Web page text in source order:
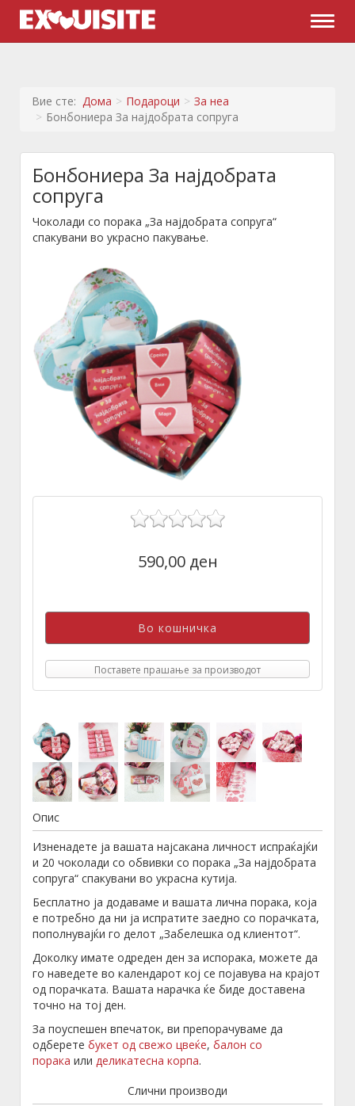
Вие сте: Дома Подароци
За неа
Бонбониера За најдобрата сопруга
Бонбониера За најдобрата
сопруга
Чоколади со порака „За најдобрата сопруга“
спакувани во украсно пакување.
590,00 ден
Поставете прашање за производот
Опис
Изненадете ја вашата најсакана личност испраќајќи
и 20 чоколади со обвивки со порака „За најдобрата
сопруга“ спакувани во украсна кутија.
Бесплатно ја додаваме и вашата лична порака, која
е потребно да ни ја испратите заедно со порачката,
пополнувајќи го делот „Забелешка од клиентот“.
Доколку имате одреден ден за испорака, можете да
го наведете во календарот кој се појавува на крајот
од порачката. Вашата нарачка ќе биде доставена
точно на тој ден.
За поуспешен впечаток, ви препорачуваме да
одберете букет од свежо цвеќе, балон со
порака или деликатесна корпа.
Слични производи